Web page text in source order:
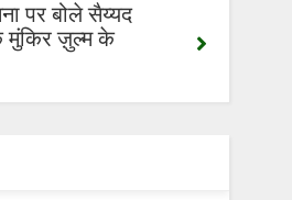
पर बोले सैय्यद
मुंकिर ज़ुल्म के